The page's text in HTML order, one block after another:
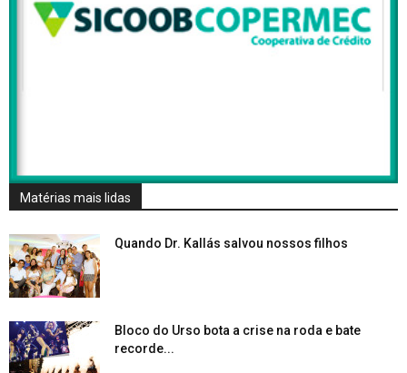
Matérias mais lidas
Quando Dr. Kallás salvou nossos filhos
Bloco do Urso bota a crise na roda e bate
recorde...